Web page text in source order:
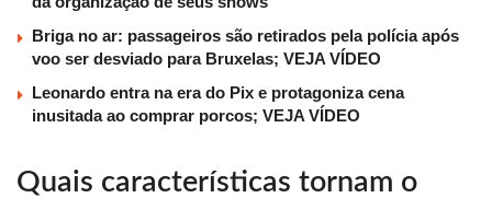
Briga no ar: passageiros são retirados pela polícia após
voo ser desviado para Bruxelas; VEJA VÍDEO
Leonardo entra na era do Pix e protagoniza cena
inusitada ao comprar porcos; VEJA VÍDEO
Quais características tornam o